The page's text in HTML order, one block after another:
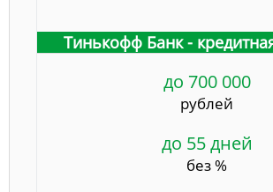
Тинькофф Банк -
до 700 000
рублей
до 55 дней
без %